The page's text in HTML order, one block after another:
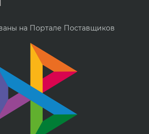
на Портале Поставщиков